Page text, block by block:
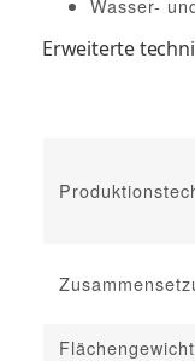
Wasser-
Erweiterte
Flächengewicht